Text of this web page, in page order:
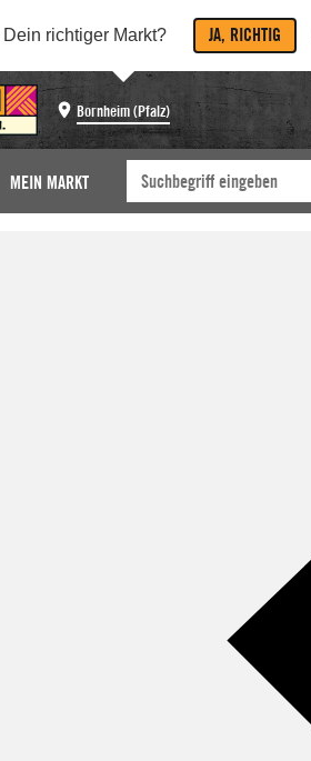
Dein richtiger Markt? JA, RICHTIG
Bornheim (Pfalz)
MEIN MARKT